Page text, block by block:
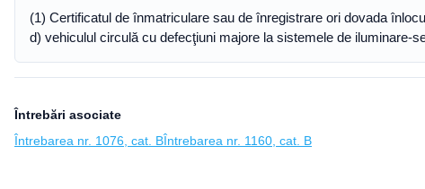
(1) Certificatul de înmatriculare sau de înregistrare ori dovada
d) vehiculul circulă cu defecţiuni majore la sistemele de iluminare-
Întrebări asociate
Întrebarea nr. 1076, cat. BÎntrebarea nr. 1160, cat. B